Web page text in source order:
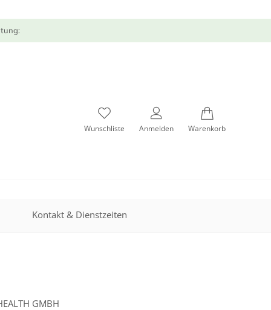
Wunschliste Anmelden Warenkorb
Kontakt & Dienstzeiten
GMBH